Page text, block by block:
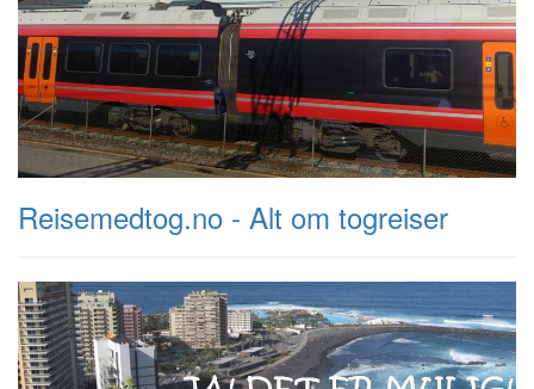
Reisemedtog.no - Alt om togreiser